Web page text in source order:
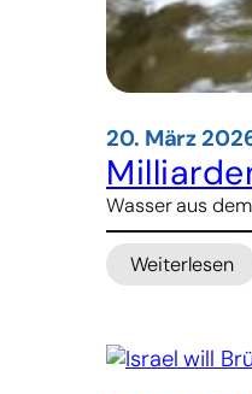
20. März
Wasser aus
Weiterlesen
:
ohne